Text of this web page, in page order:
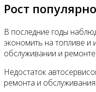
Рост
В последние годы
экономить на топливе и
обслуживании и
Недостаток
ремонта и